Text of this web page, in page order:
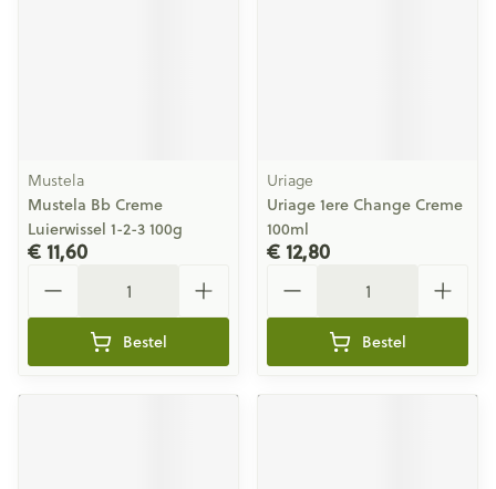
Mustela
Mustela Bb Creme
Luierwissel 1-2-3 100g
€ 11,60
Bestel
Uriage
Uriage 1ere Change Creme
100ml
€ 12,80
Bestel